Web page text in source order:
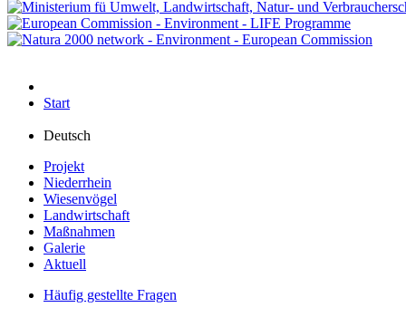
Start
Deutsch
Projekt
Niederrhein
Wiesenvögel
Landwirtschaft
Maßnahmen
Galerie
Aktuell
Häufig gestellte Fragen